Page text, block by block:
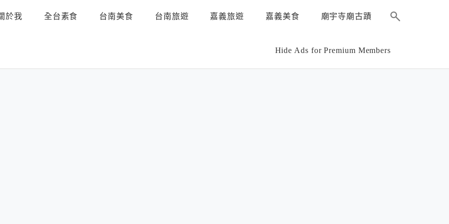
於我 全台素食 台南美食 台南旅遊 嘉義旅遊 嘉義美食 廟宇寺廟古蹟
Hide Ads for Premium Members